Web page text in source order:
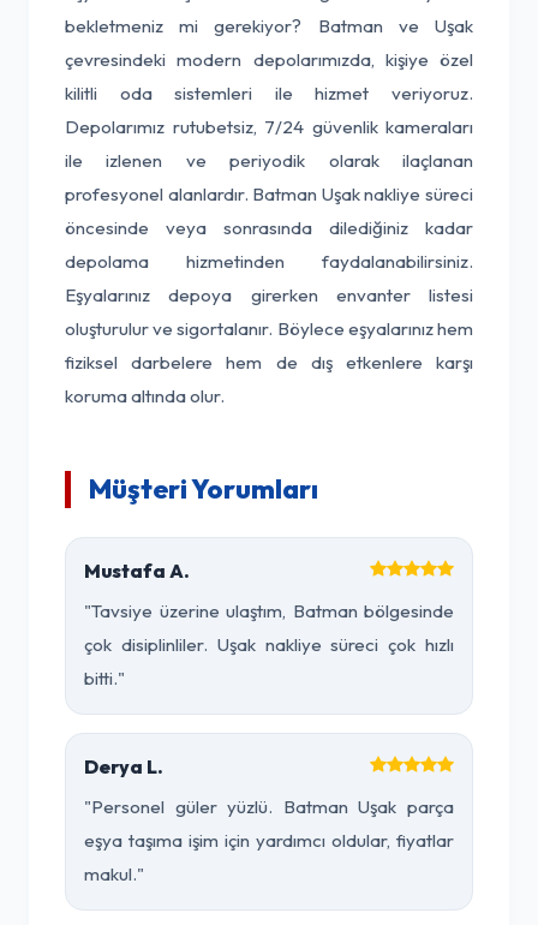
bekletmeniz mi gerekiyor? Batman ve Uşak
çevresindeki modern depolarımızda, kişiye özel
kilitli oda sistemleri ile hizmet veriyoruz.
Depolarımız rutubetsiz, 7/24 güvenlik kameraları
ile izlenen ve periyodik olarak ilaçlanan
profesyonel alanlardır. Batman Uşak nakliye süreci
öncesinde veya sonrasında dilediğiniz kadar
depolama hizmetinden faydalanabilirsiniz.
Eşyalarınız depoya girerken envanter listesi
oluşturulur ve sigortalanır. Böylece eşyalarınız hem
fiziksel darbelere hem de dış etkenlere karşı
koruma altında olur.
Müşteri Yorumları
Mustafa A.
"Tavsiye üzerine ulaştım, Batman bölgesinde
çok disiplinliler. Uşak nakliye süreci çok hızlı
bitti."
Derya L.
"Personel güler yüzlü. Batman Uşak parça
eşya taşıma işim için yardımcı oldular, fiyatlar
makul."